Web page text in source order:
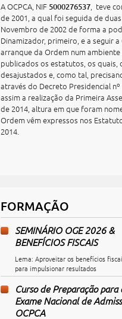
A OCPCA, NIF5000276537, teve
de 2001, a qual foi seguida de
Novembro de 2002 de forma a
Dinamizador, primeiro, e a seguir
arranque da Ordem num
publicados os estatutos, os
desajustados e, como tal,
através do Decreto Presidencial
assim a realização da Primeira
de 2014, altura em que foram
Ordem vêm expressos nos
2014.
FORMAÇÃO
SEMINÁRIO OGE 2026 &
BENEFÍCIOS FISCAIS
Lema: Aproveitar os benefícios
para impulsionar resultados
Curso de Preparação para
Exame Nacional de
OCPCA